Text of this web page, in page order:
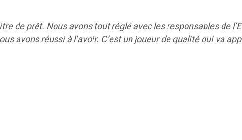
de prêt. Nous avons tout réglé avec les responsables de
avons réussi à l’avoir. C’est un joueur de qualité qui va